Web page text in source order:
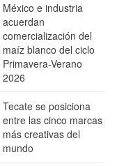
México e industria
acuerdan
comercialización del
maíz blanco del ciclo
Primavera-Verano
2026
Tecate se posiciona
entre las cinco marcas
más creativas del
mundo